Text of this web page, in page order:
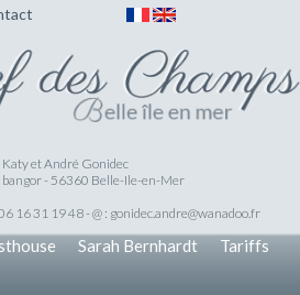
Katy et André Gonidec
bangor - 56360 Belle-Ile-en-Mer
16 31 19 48 - @ : gonidec.andre@wanadoo.fr
Sarah Bernhardt Tariffs